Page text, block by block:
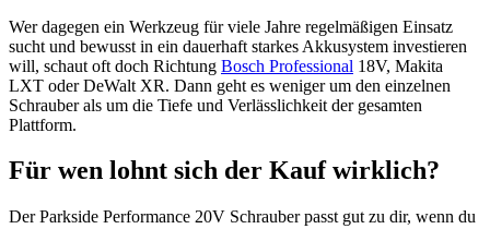
Wer dagegen ein Werkzeug für viele Jahre regelmäßigen Einsatz
sucht und bewusst in ein dauerhaft starkes Akkusystem investieren
will, schaut oft doch Richtung Bosch Professional 18V, Makita
LXT oder DeWalt XR. Dann geht es weniger um den einzelnen
Schrauber als um die Tiefe und Verlässlichkeit der gesamten
Plattform.
Für wen lohnt sich der Kauf wirklich?
Der Parkside Performance 20V Schrauber passt gut zu dir, wenn du